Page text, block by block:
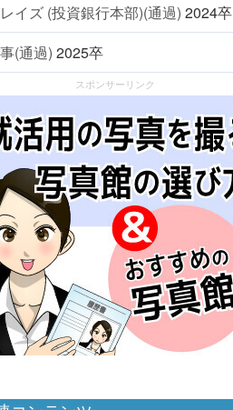
イズ (投資銀行本部)(通過) 2024卒
(通過) 2025卒
スポンサーリンク